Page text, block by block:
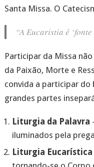
Santa Missa. O
“A Eucaristia é
Participar da Missa
da Paixão, Morte e
convida a participar do
grandes partes
Liturgia da Palavra
iluminados pela
Liturgia Eucarística